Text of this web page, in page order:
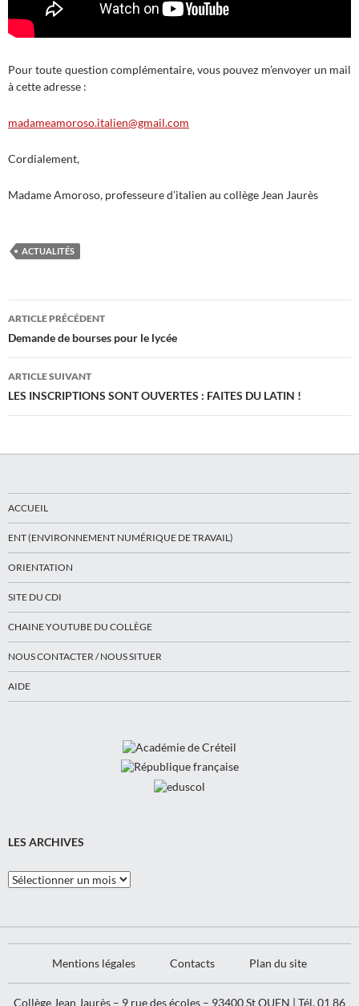
Pour toute question complémentaire, vous pouvez m’envoyer un mail
à cette adresse :
madameamoroso.italien@gmail.com
Cordialement,
Madame Amoroso, professeure d’italien au collège Jean Jaurès
ACTUALITÉS
Navigation
des
articles
ARTICLE PRÉCÉDENT
Demande de bourses pour le lycée
ARTICLE SUIVANT
LES INSCRIPTIONS SONT OUVERTES : FAITES DU LATIN !
ACCUEIL
ENT (ENVIRONNEMENT NUMÉRIQUE DE TRAVAIL)
ORIENTATION
SITE DU CDI
CHAINE YOUTUBE DU COLLÈGE
NOUS CONTACTER / NOUS SITUER
AIDE
LES ARCHIVES
Les
Archives
Mentions légales Contacts Plan du site
Collège Jean Jaurès – 9 rue des écoles – 93400 St OUEN | Tél. 01 86